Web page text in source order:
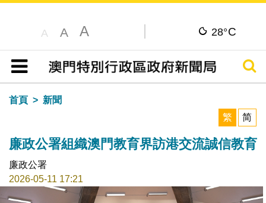
A A A 28°C
目錄
搜尋
首頁
新聞
繁
简
廉政公署組織澳門教育界訪港交流誠信教育
廉政公署
2026-05-11 17:21